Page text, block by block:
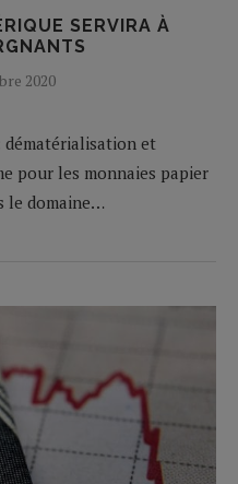
SERVIRA À
2020
dématérialisation et
pour les monnaies papier
le domaine…